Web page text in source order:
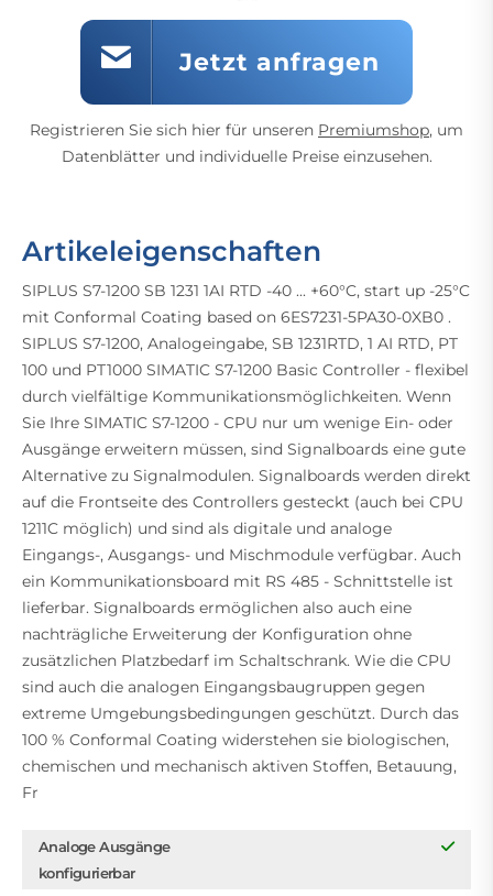
Jetzt anfragen
Registrieren Sie sich hier für unseren Premiumshop, um
Datenblätter und individuelle Preise einzusehen.
Artikeleigenschaften
SIPLUS S7-1200 SB 1231 1AI RTD -40 ... +60°C, start up -25°C
mit Conformal Coating based on 6ES7231-5PA30-0XB0 .
SIPLUS S7-1200, Analogeingabe, SB 1231RTD, 1 AI RTD, PT
100 und PT1000 SIMATIC S7-1200 Basic Controller - flexibel
durch vielfältige Kommunikationsmöglichkeiten. Wenn
Sie Ihre SIMATIC S7-1200 - CPU nur um wenige Ein- oder
Ausgänge erweitern müssen, sind Signalboards eine gute
Alternative zu Signalmodulen. Signalboards werden direkt
auf die Frontseite des Controllers gesteckt (auch bei CPU
1211C möglich) und sind als digitale und analoge
Eingangs-, Ausgangs- und Mischmodule verfügbar. Auch
ein Kommunikationsboard mit RS 485 - Schnittstelle ist
lieferbar. Signalboards ermöglichen also auch eine
nachträgliche Erweiterung der Konfiguration ohne
zusätzlichen Platzbedarf im Schaltschrank. Wie die CPU
sind auch die analogen Eingangsbaugruppen gegen
extreme Umgebungsbedingungen geschützt. Durch das
100 % Conformal Coating widerstehen sie biologischen,
chemischen und mechanisch aktiven Stoffen, Betauung,
Fr
Analoge Ausgänge
konfigurierbar